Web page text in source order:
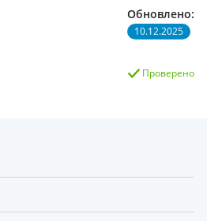
Обновлено:
10.12.2025
Проверено